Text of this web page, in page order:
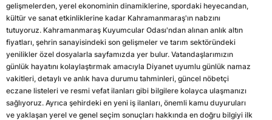
gelişmelerden, yerel ekonominin dinamiklerine, spordaki heyecandan,
kültür ve sanat etkinliklerine kadar Kahramanmaraş'ın nabzını
tutuyoruz. Kahramanmaraş Kuyumcular Odası'ndan alınan anlık altın
fiyatları, şehrin sanayisindeki son gelişmeler ve tarım sektöründeki
yenilikler özel dosyalarla sayfamızda yer bulur. Vatandaşlarımızın
günlük hayatını kolaylaştırmak amacıyla Diyanet uyumlu günlük namaz
vakitleri, detaylı ve anlık hava durumu tahminleri, güncel nöbetçi
eczane listeleri ve resmi vefat ilanları gibi bilgilere kolayca ulaşmanızı
sağlıyoruz. Ayrıca şehirdeki en yeni iş ilanları, önemli kamu duyuruları
ve yaklaşan yerel ve genel seçim sonuçları hakkında en doğru bilgiyi ilk